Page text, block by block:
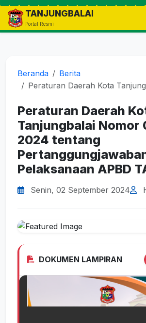
TANJUNGBALAI
Portal Resmi
Beranda
Berita
Peraturan Daerah Kota Tanjungbalai Nomor 03 Tahun 2024 tentang
Peraturan Daerah
Tanjungbalai Nomor
2024 tentang
Pelaksanaan APBD
Senin, 02 September 2024
DOKUMEN LAMPIRAN